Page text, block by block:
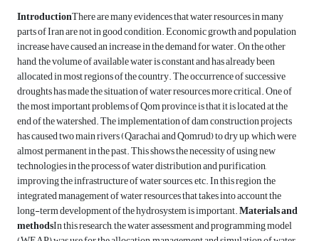
IntroductionThere are many evidences that water resources in many
parts of Iran are not in good condition. Economic growth and population
increase have caused an increase in the demand for water. On the other
hand, the volume of available water is constant and has already been
allocated in most regions of the country. The occurrence of successive
droughts has made the situation of water resources more critical. One of
the most important problems of Qom province is that it is located at the
end of the watershed. The implementation of dam construction projects
has caused two main rivers (Qarachai and Qomrud) to dry up, which were
almost permanent in the past. This shows the necessity of using new
technologies in the process of water distribution and purification,
improving the infrastructure of water sources, etc. In this region, the
integrated management of water resources that takes into account the
long-term development of the hydrosystem is important.Materials and
methodsIn this research, the water assessment and programming model